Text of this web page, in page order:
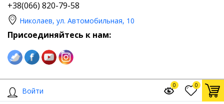
Войти
0
0
+38(066) 820-79-58
Николаев, ул. Автомобильная, 10
Присоединяйтесь к нам: